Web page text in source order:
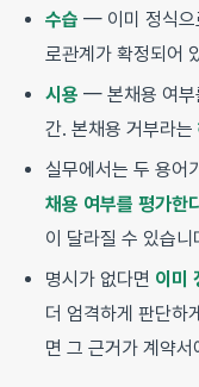
수습 — 이미 정식으
로관계가 확정되어
시용 — 본채용 여부
간. 본채용 거부라는
실무에서는 두 용어
채용 여부를 평가한
이 달라질 수 있습니
명시가 없다면 이미
더 엄격하게 판단하
면 그 근거가 계약